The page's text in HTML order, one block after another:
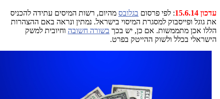
עדכון 15.6.14 : לפי פרסום בגלובס מהיום, רשות המיסים עתידה להכניס
את גוגל ופייסבוק למסגרת המיסוי בישראל. נמתין ונראה באם ההצהרות
הללו אכן מתממשות. אם כן, יש בכך בשורה חשובה וחיובית למשק
הישראלי בכלל ולשוק ההייטק בפרט.